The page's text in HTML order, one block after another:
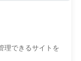
理できるサイトを